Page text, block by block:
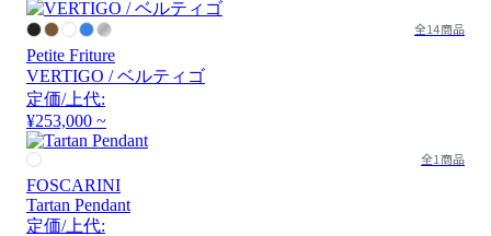
全14商品
Petite Friture
VERTIGO / ベルティゴ
定価/上代:
¥253,000 ~
全1商品
FOSCARINI
Tartan Pendant
定価/上代: